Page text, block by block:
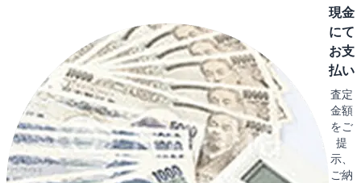
現金
にて
お支
払い
査定
金額
をご
提
示、
ご納